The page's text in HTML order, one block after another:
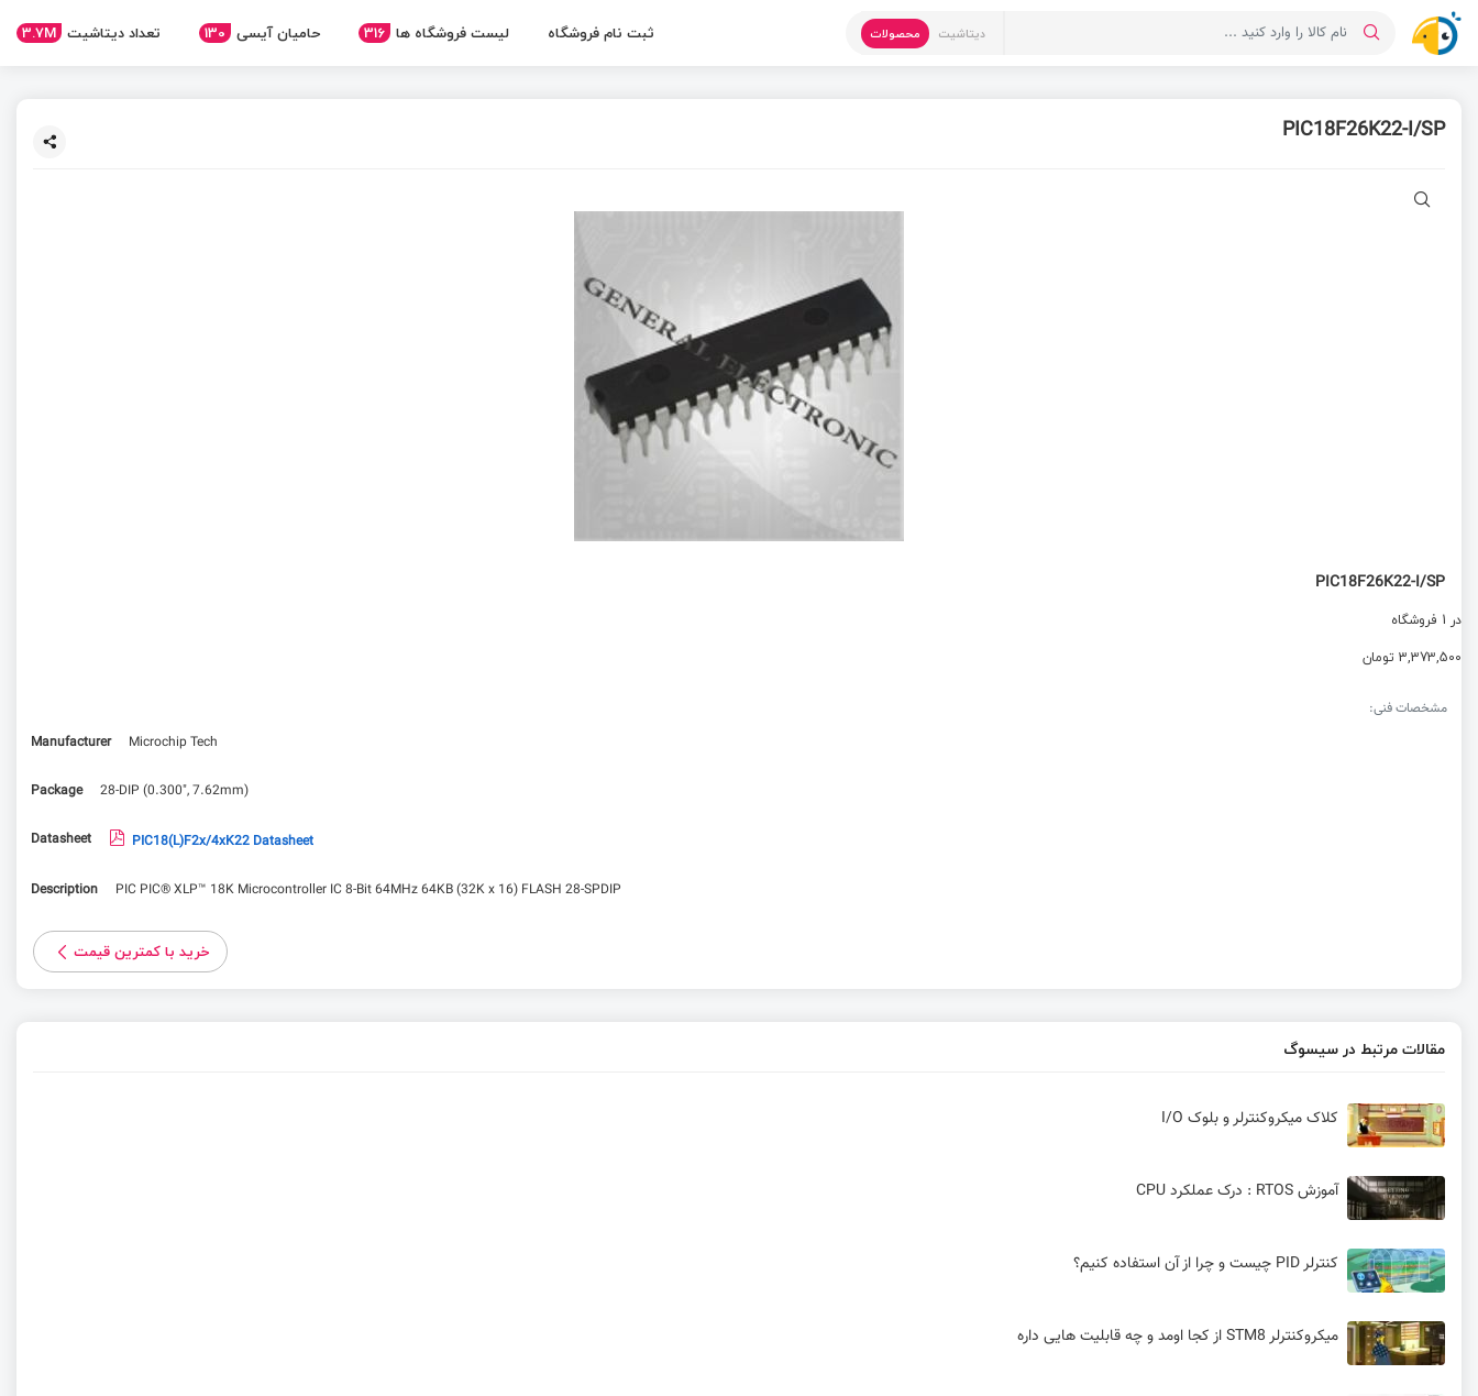
دیتاشیت محصولات ثبت نام فروشگاه لیست فروشگاه ها 316 حامیان آیسی 130 تعداد دیتاشیت 3.7M
PIC18F26K22-I/SP
PIC18F26K22-I/SP
در 1 فروشگاه
3,373,500 تومان
مشخصات فنی:
Manufacturer
Microchip Tech
Package 28-DIP (0.300", 7.62mm)
Datasheet PIC18(L)F2x/4xK22 Datasheet
Description PIC PIC® XLP™ 18K Microcontroller IC 8-Bit 64MHz 64KB (32K x 16) FLASH 28-SPDIP
خرید با کمترین قیمت
مقالات مرتبط در سیسوگ
کلاک میکروکنترلر و بلوک I/O
آموزش RTOS : درک عملکرد CPU
کنترلر PID چیست و چرا از آن استفاده کنیم؟
میکروکنترلر STM8 از کجا اومد و چه قابلیت هایی داره